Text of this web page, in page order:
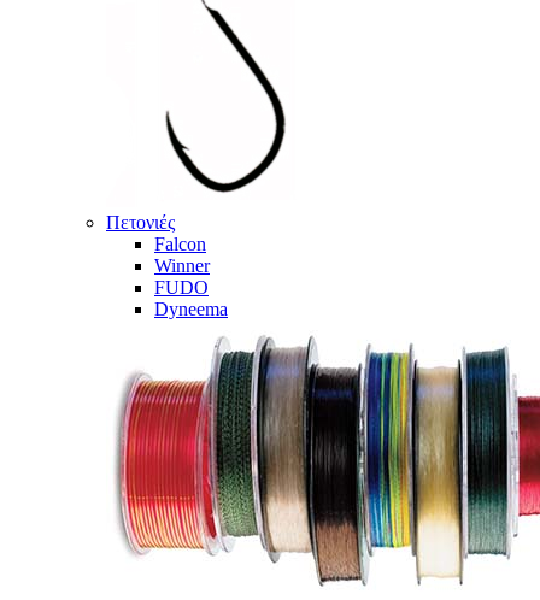
Πετονιές
Falcon
Winner
FUDO
Dyneema